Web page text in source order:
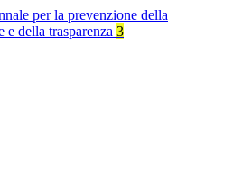
per la prevenzione della
e della trasparenza 3